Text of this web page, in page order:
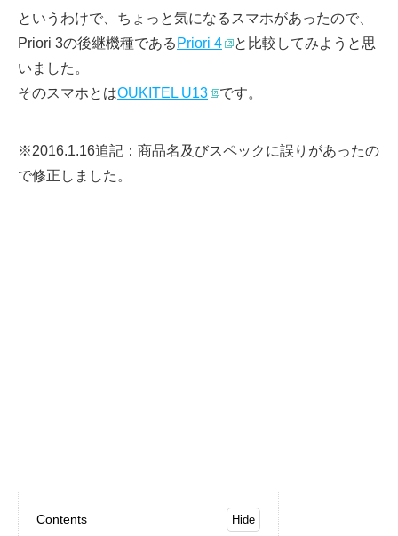
というわけで、ちょっと気になるスマホがあったので、
Priori 3の後継機種である Priori 4
と比較してみようと思
いました。
そのスマホとはOUKITEL U13 です。
※2016.1.16追記：商品名及びスペックに誤りがあったの
で修正しました。
Contents